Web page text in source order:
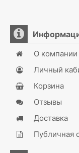
О компании
Личный
Корзина
Отзывы
Доставка
Публичная